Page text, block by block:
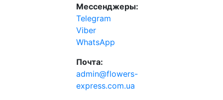
Мессенджеры:
Telegram
Viber
WhatsApp
Почта:
admin@flowers-
express.com.ua